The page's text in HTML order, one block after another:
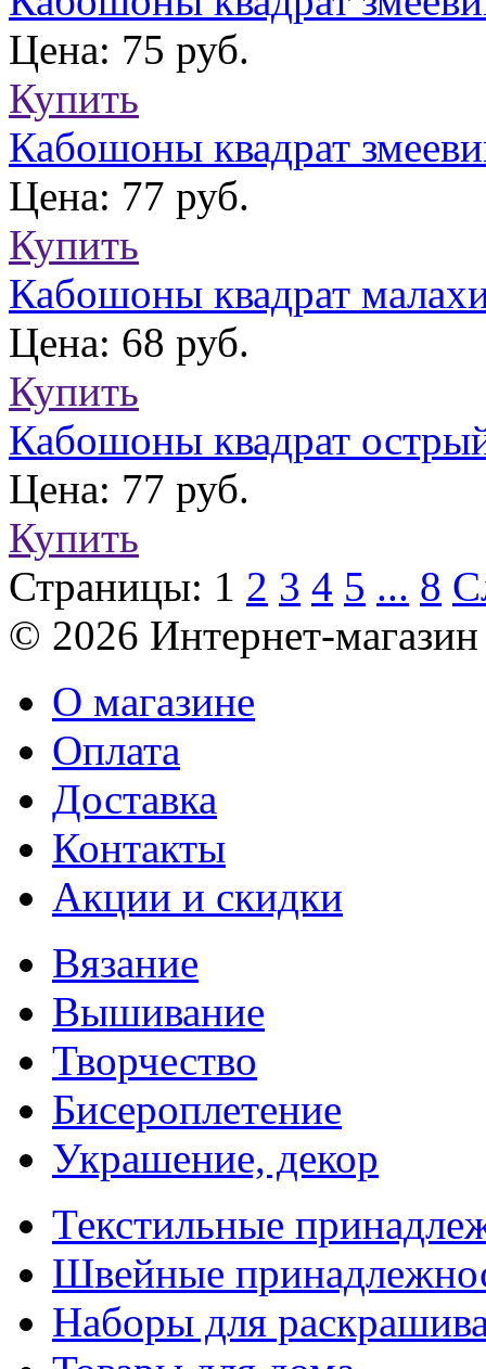
Цена: 75 руб.
Купить
Кабошоны квадрат
Цена: 77 руб.
Купить
Кабошоны квадрат
Цена: 68 руб.
Купить
Кабошоны квадрат
Цена: 77 руб.
Купить
Страницы: 1 2 3 4 5 ... 8
© 2026 Интернет-
О магазине
Оплата
Доставка
Контакты
Акции и скидки
Вязание
Вышивание
Творчество
Бисероплетение
Украшение, декор
Текстильные
Швейные
Наборы для